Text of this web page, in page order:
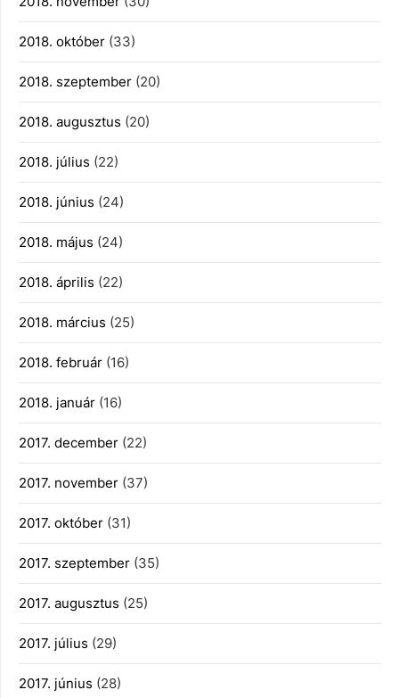
2018. október (33)
2018. szeptember (20)
2018. augusztus (20)
2018. július (22)
2018. június (24)
2018. május (24)
2018. április (22)
2018. március (25)
2018. február (16)
2018. január (16)
2017. december (22)
2017. november (37)
2017. október (31)
2017. szeptember (35)
2017. augusztus (25)
2017. július (29)
2017. június (28)